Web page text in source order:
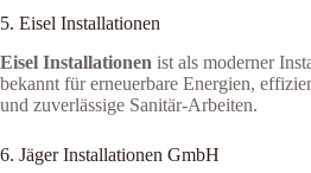
5. Eisel Installationen
Eisel Installationen ist als moderner
bekannt für erneuerbare Energien,
und zuverlässige Sanitär-Arbeiten.
6. Jäger Installationen GmbH